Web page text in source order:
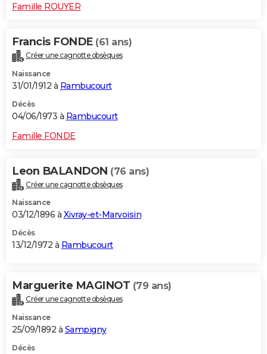
Famille ROUYER
Francis FONDE (61 ans)
Créer une cagnotte obsèques
Naissance
31/01/1912 à Rambucourt
Décès
04/06/1973 à Rambucourt
Famille FONDE
Leon BALANDON (76 ans)
Créer une cagnotte obsèques
Naissance
03/12/1896 à Xivray-et-Marvoisin
Décès
13/12/1972 à Rambucourt
Marguerite MAGINOT (79 ans)
Créer une cagnotte obsèques
Naissance
25/09/1892 à Sampigny
Décès